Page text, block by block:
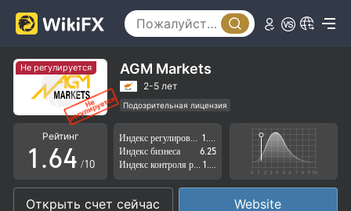
Не регулируется AGM Markets
2-5 лет
Подозрительная лицензия
Регион деятельности подозрителен
Высокие потенциальные риски
Рейтинг
0
1
2
.
2
3
4
5
6
7
0
1
2
3
4
5
/10
Индекс бизнеса
6.25
Открыть счет сейчас Website